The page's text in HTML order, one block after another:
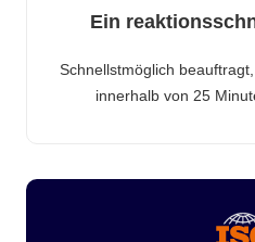
Ein
Schnellstmöglich
innerhalb von 25